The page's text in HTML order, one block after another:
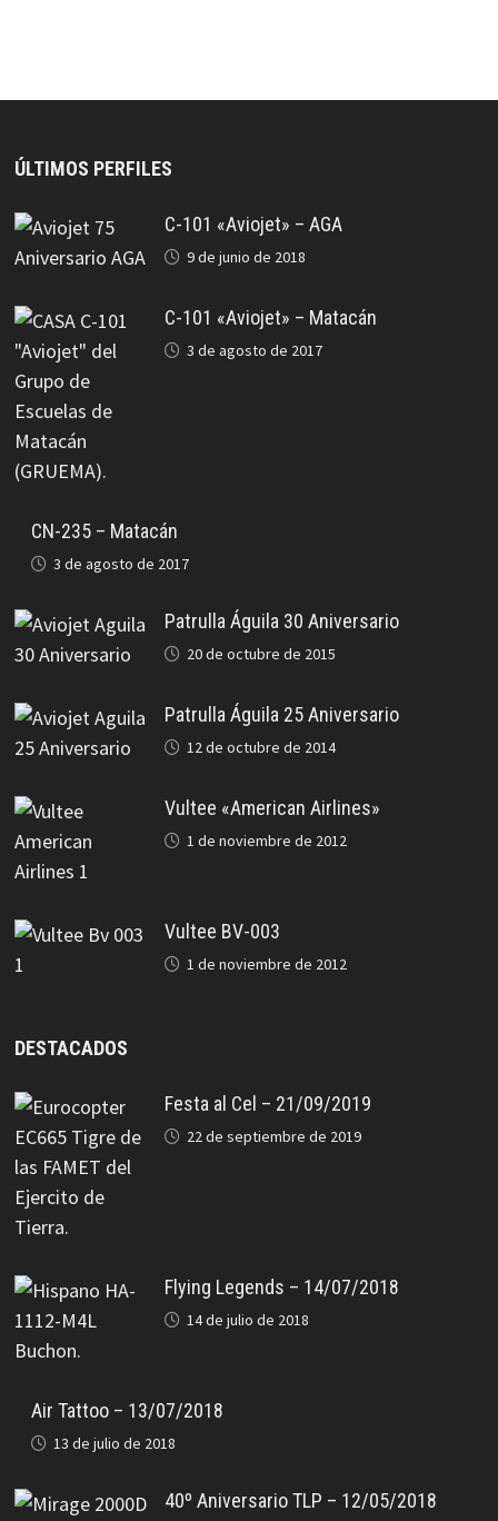
ÚLTIMOS PERFILES
C-101 «Aviojet» – AGA
9 de junio de 2018
C-101 «Aviojet» – Matacán
3 de agosto de 2017
CN-235 – Matacán
3 de agosto de 2017
Patrulla Águila 30 Aniversario
20 de octubre de 2015
Patrulla Águila 25 Aniversario
12 de octubre de 2014
Vultee «American Airlines»
1 de noviembre de 2012
Vultee BV-003
1 de noviembre de 2012
DESTACADOS
Festa al Cel – 21/09/2019
22 de septiembre de 2019
Flying Legends – 14/07/2018
14 de julio de 2018
Air Tattoo – 13/07/2018
13 de julio de 2018
40º Aniversario TLP – 12/05/2018